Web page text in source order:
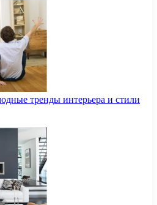
тренды интерьера и стили